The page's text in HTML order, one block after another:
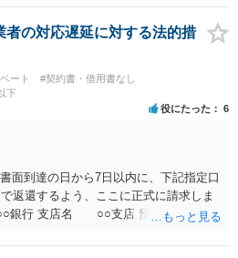
者の対応遅延に対する法的措
ート
#契約書・借用書なし
下
役にたった 6
面到達の日から7日以内に、下記指定口
返還するよう、ここに正式に請求しま
銀行 支店名 ○○支店 預金種別 普通
意に返金する意思がないものと判断